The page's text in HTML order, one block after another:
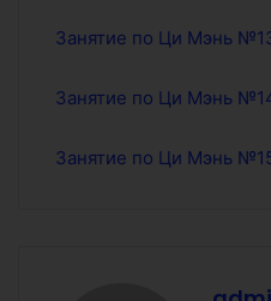
Занятие по Ци Мэнь
Занятие по Ци Мэнь
Занятие по Ци Мэнь